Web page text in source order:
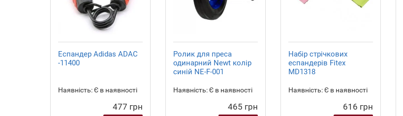
Еспандер Adidas ADAC
-11400
Наявність:Є в наявності
477 грн
Ролик для преса
одинарний Newt колір
синій NE-F-001
Наявність:Є в наявності
465 грн
Набір стрічкових
еспандерів Fitex
MD1318
Наявність:Є в наявності
616 грн